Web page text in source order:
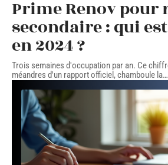
Prime Renov pour
secondaire : qui
en 2024 ?
Trois semaines d'occupation par an. Ce
méandres d'un rapport officiel, chamboule la…